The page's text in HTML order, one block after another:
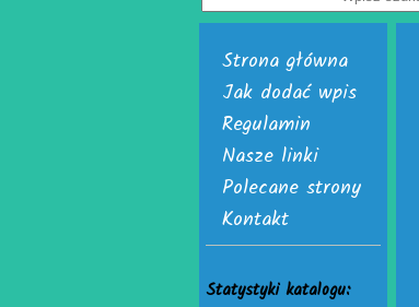
Strona główna
Jak dodać wpis
Regulamin
Nasze linki
Polecane strony
Kontakt
Statystyki katalogu: